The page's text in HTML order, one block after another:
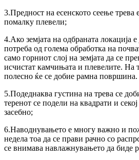
3.Предност на есенското сеење трева
помалку плевели;
4.Ако земјата на одбраната локација
потреба од голема обработка на
само горниот слој на земјата да се
исчистат камчињата и плевелите. На
полесно ќе се добие рамна површина.
5.Подеднаква густина на трева се
теренот се подели на квадрати и секој
засебно;
6.Наводнувањето е многу важно и
недела тоа да се прави рачно со
се внимава навлажнувањето да биде